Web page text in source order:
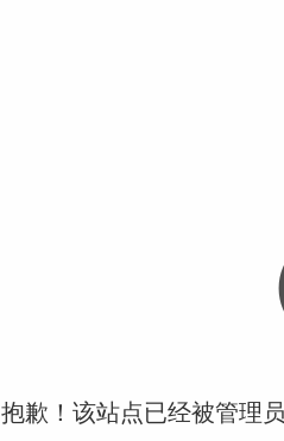
抱歉！该站点已经被管理